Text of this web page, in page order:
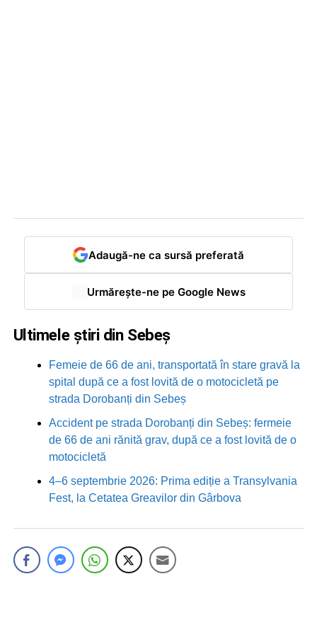
Adaugă-ne ca sursă preferată
Urmărește-ne pe Google News
Ultimele știri din Sebeș
Femeie de 66 de ani, transportată în stare gravă la
spital după ce a fost lovită de o motocicletă pe
strada Dorobanți din Sebeș
Accident pe strada Dorobanți din Sebeș: fermeie
de 66 de ani rănită grav, după ce a fost lovită de o
motocicletă
4–6 septembrie 2026: Prima ediție a Transylvania
Fest, la Cetatea Greavilor din Gârbova